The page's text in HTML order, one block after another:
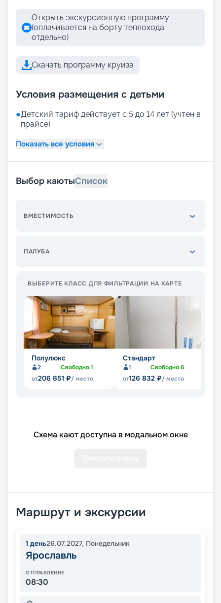
Открыть экскурсионную программу
(оплачивается на борту теплохода
отдельно)
Скачать программу круиза
Условия размещения с детьми
●Детский тариф действует с 5 до 14 лет (учтен в
прайсе).
Показать все условия
Выбор каютыСписок
ВМЕСТИМОСТЬ
ПАЛУБА
ВЫБЕРИТЕ КЛАСС ДЛЯ ФИЛЬТРАЦИИ НА КАРТЕ
Полулюкс
2 Свободно1
от206 851 ₽/ место
Стандарт
1 Свободно6
от126 832 ₽/ место
Схема кают доступна в модальном окне
Маршрут и экскурсии
1 день26.07.2027, Понедельник
Ярославль
ОТПРАВЛЕНИЕ
08:30